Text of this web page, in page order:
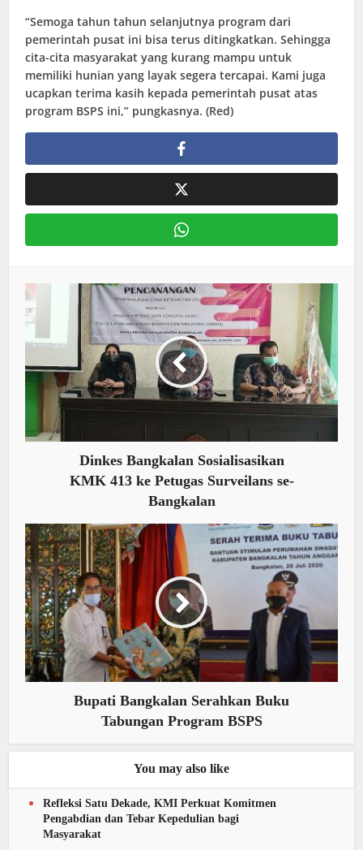
“Semoga tahun tahun selanjutnya program dari
pemerintah pusat ini bisa terus ditingkatkan. Sehingga
cita-cita masyarakat yang kurang mampu untuk
memiliki hunian yang layak segera tercapai. Kami juga
ucapkan terima kasih kepada pemerintah pusat atas
program BSPS ini,” pungkasnya. (Red)
Dinkes Bangkalan Sosialisasikan
KMK 413 ke Petugas Surveilans se-
Bangkalan
Bupati Bangkalan Serahkan Buku
Tabungan Program BSPS
You may also like
Refleksi Satu Dekade, KMI Perkuat Komitmen
Pengabdian dan Tebar Kepedulian bagi
Masyarakat